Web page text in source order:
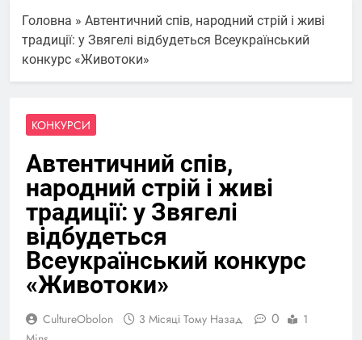
Головна » Автентичний спів, народний стрій і живі
традиції: у Звягелі відбудеться Всеукраїнський
конкурс «Животоки»
КОНКУРСИ
Автентичний спів,
народний стрій і живі
традиції: у Звягелі
відбудеться
Всеукраїнський конкурс
«Животоки»
CultureObolon 3 Місяці Тому Назад 0
1